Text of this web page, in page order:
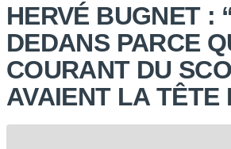
HERVÉ BUGNET :
DEDANS PARCE
COURANT DU
AVAIENT LA TÊTE